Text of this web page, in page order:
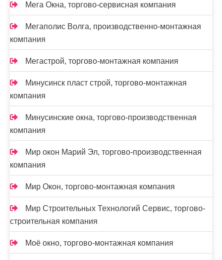
Мега Окна, торгово-сервисная компания
Мегаполис Волга, производственно-монтажная
компания
Мегастрой, торгово-монтажная компания
Минусинск пласт строй, торгово-монтажная
компания
Минусинские окна, торгово-производственная
компания
Мир окон Марий Эл, торгово-производственная
компания
Мир Окон, торгово-монтажная компания
Мир Строительных Технологий Сервис, торгово-
строительная компания
Моё окно, торгово-монтажная компания